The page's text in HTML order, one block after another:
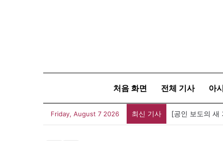
처음 화면 전체 기사 아
Friday, August 7 2026 최신 기사 [공인 보도의